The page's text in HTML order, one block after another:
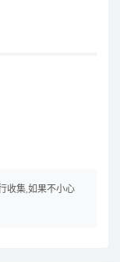
收集,如果不小心